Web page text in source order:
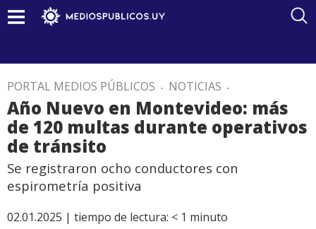
PORTAL MEDIOS PÚBLICOS . NOTICIAS .
Año Nuevo en Montevideo: más
de 120 multas durante operativos
de tránsito
Se registraron ocho conductores con
espirometría positiva
02.01.2025 | tiempo de lectura: < 1 minuto